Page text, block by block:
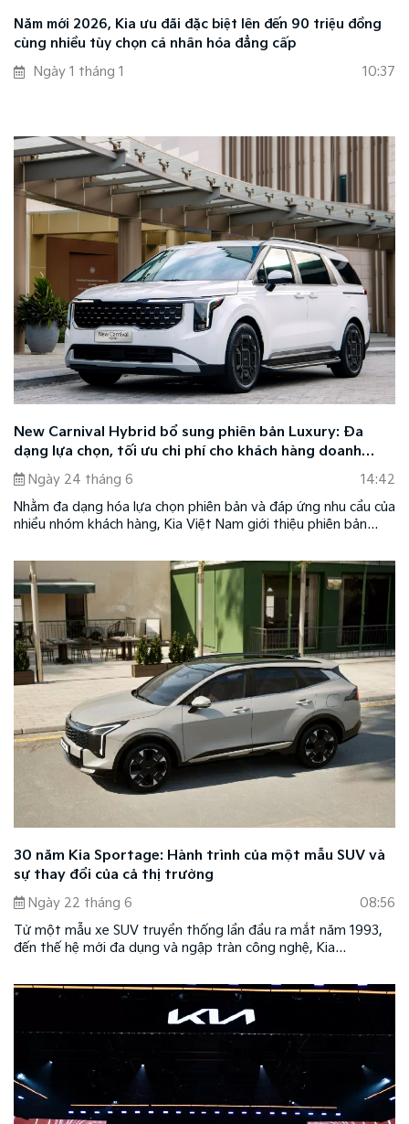
Năm mới 2026, Kia ưu đãi đặc biệt lên đến 90 triệu đồng
cùng nhiều tùy chọn cá nhân hóa đẳng cấp
Ngày 1 tháng 1
10:37
New Carnival Hybrid bổ sung phiên bản Luxury: Đa
dạng lựa chọn, tối ưu chi phí cho khách hàng doanh
nghiệp
Ngày 24 tháng 6
14:42
Nhằm đa dạng hóa lựa chọn phiên bản và đáp ứng nhu cầu của
nhiều nhóm khách hàng, Kia Việt Nam giới thiệu phiên bản
những giá trị nổi bật của dòng xe SUV cao cấp New Carnival
Hybrid với thiết kế sang trọng, không gian nội thất rộng rãi,
công nghệ hybrid hiện đại cùng khả năng vận hành êm ái, tiết
kiệm nhiên liệu.
30 năm Kia Sportage: Hành trình của một mẫu SUV và
sự thay đổi của cả thị trường
Ngày 22 tháng 6
08:56
Từ một mẫu xe SUV truyền thống lần đầu ra mắt năm 1993,
đến thế hệ mới đa dụng và ngập tràn công nghệ, Kia
của mẫu xe phần nào phản chiếu những thay đổi của thị
trường xe SUV toàn cầu trong suốt 30 năm qua.